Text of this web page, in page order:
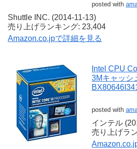
posted with
Shuttle INC. (2014-11-13)
売り上げランキング: 23,404
Amazon.co.jpで詳細を見る
Intel CPU
3Mキャッシ
posted with
インテル
売り上げラ